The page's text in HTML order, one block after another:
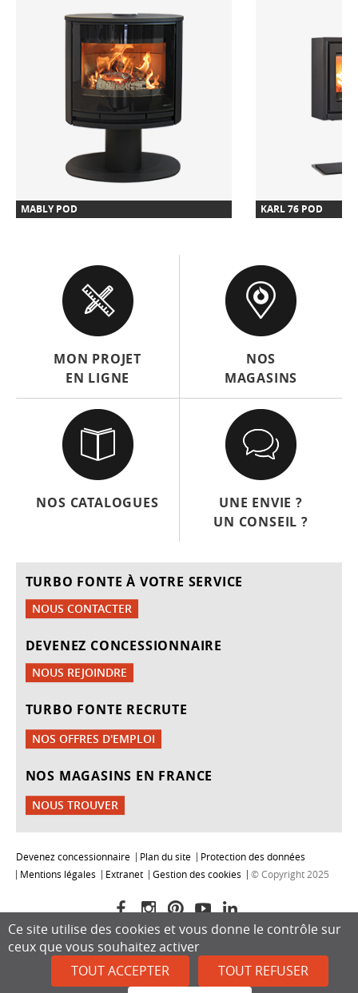
MABLY POD KARL 76 POD
MON PROJET
EN LIGNE
NOS
MAGASINS
NOS CATALOGUES
UNE ENVIE ?
UN CONSEIL ?
TURBO FONTE À VOTRE SERVICE
NOUS CONTACTER
DEVENEZ CONCESSIONNAIRE
NOUS REJOINDRE
TURBO FONTE RECRUTE
NOS OFFRES D'EMPLOI
NOS MAGASINS EN FRANCE
NOUS TROUVER
Devenez concessionnaire Plan du site
Protection des données
Mentions légales
Extranet Gestion des cookies © Copyright 2025
Ce site utilise des cookies et vous donne le contrôle sur
ceux que vous souhaitez activer
TOUT ACCEPTER
TOUT REFUSER